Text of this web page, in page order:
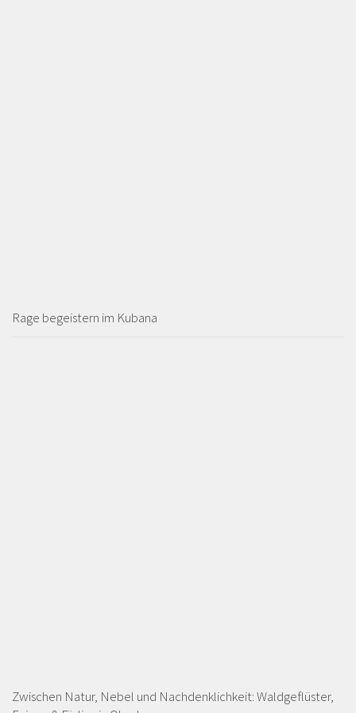
Rage begeistern im Kubana
Zwischen Natur, Nebel und Nachdenklichkeit: Waldgeflüster,